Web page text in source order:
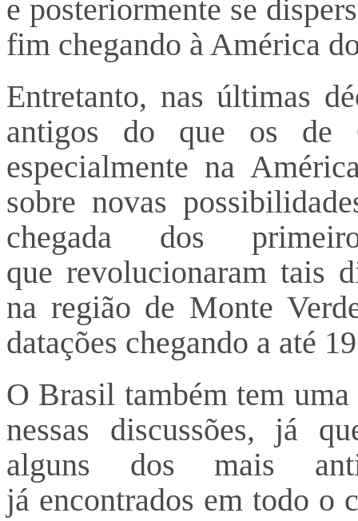
e posteriormente se
fim chegando à América
Entretanto, nas últimas
antigos do que os de
especialmente na
sobre novas
chegada dos
que revolucionaram tais
na região de Monte
datações chegando a até
O Brasil também tem
nessas discussões, já
alguns dos mais
já encontrados em todo o